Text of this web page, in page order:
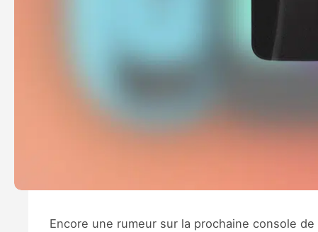
Encore une rumeur sur la prochaine console de